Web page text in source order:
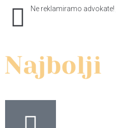
Ne reklamiramo advokate!